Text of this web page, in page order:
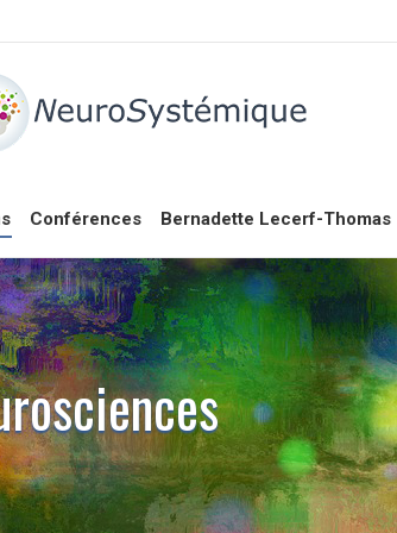
Conférences Bernadette Lecerf-Thomas